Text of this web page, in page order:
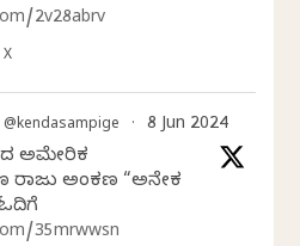
2v28abrv
X
@kendasampige · 8 Jun 2024
ಅಮೇರಿಕ
ರಾಜು ಅಂಕಣ “ಅನೇಕ
35mrwwsn